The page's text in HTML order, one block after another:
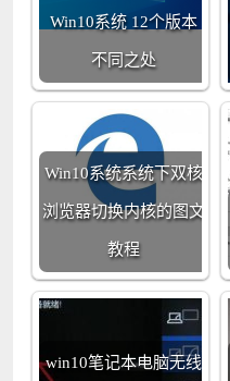
Win10系统 12个版本
不同之处
Win10系统系统下双核
浏览器切换内核的图文
教程
win10笔记本电脑无线